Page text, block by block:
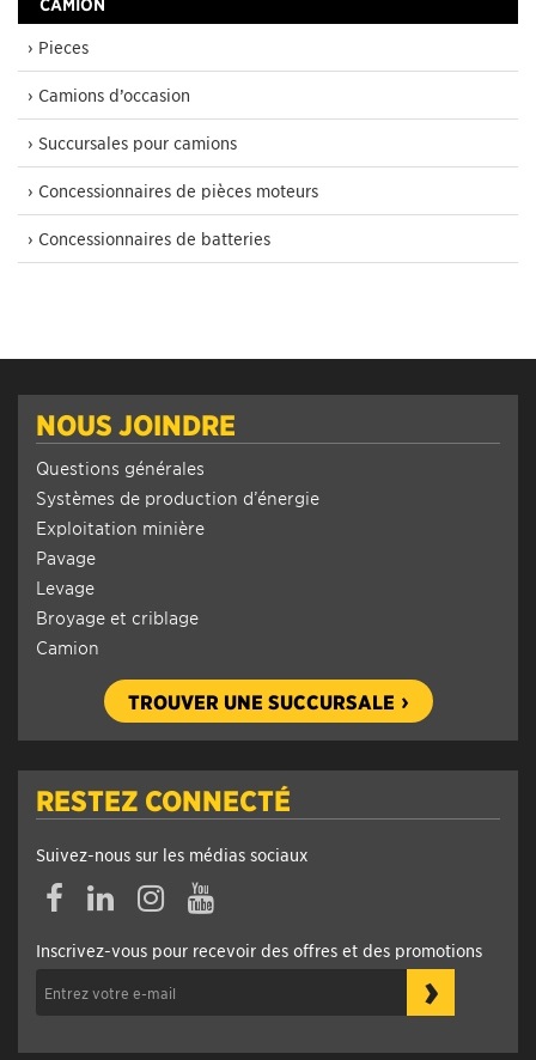
CAMION
› Pieces
› Camions d’occasion
› Succursales pour camions
› Concessionnaires de pièces moteurs
› Concessionnaires de batteries
NOUS JOINDRE
Questions générales
Systèmes de production d’énergie
Exploitation minière
Pavage
Levage
Broyage et criblage
Camion
TROUVER UNE SUCCURSALE
RESTEZ CONNECTÉ
Suivez-nous sur les médias sociaux
FacebookLinkedinInstagramYouTube
Inscrivez-vous pour recevoir des offres et des promotions
›